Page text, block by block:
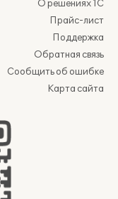
О решениях 1С
Прайс-лист
Поддержка
Обратная связь
Сообщить об ошибке
Карта сайта